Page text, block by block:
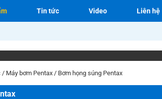
Tin tức Video Liên hệ
/ Máy bơm Pentax / Bơm họng súng Pentax